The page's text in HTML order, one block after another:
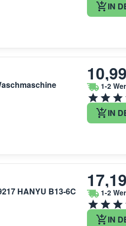
IN
1-2
IN
HANYU B13-6C
1-2
IN